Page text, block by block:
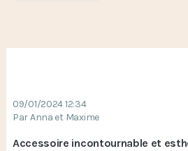
09/01/2024 12:34
Par Anna et Maxime
Accessoire incontournable et